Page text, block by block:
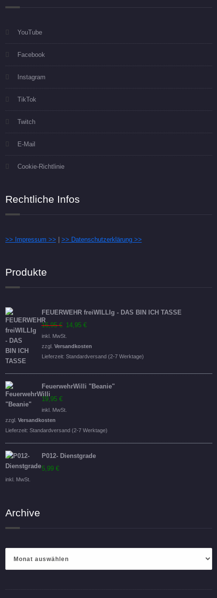
YouTube
Facebook
Instagram
TikTok
Twitch
E-Mail
Cookie-Richtlinie
Rechtliche Infos
>> Impressum >> >> Datenschutzerklärung >>
Produkte
FEUERWEHR freiWILLIg - DAS BIN ICH TASSE
16,95€ Ursprünglicher
Preis
war:
16,95 €
14,95 €
ist:
14,95 €.
inkl. MwSt.
zzgl. Versandkosten
Lieferzeit: Standardversand (2-7 Werktage)
FeuerwehrWilli "Beanie"
19,95 €
inkl. MwSt.
zzgl. Versandkosten
Lieferzeit: Standardversand (2-7 Werktage)
P012- Dienstgrade
5,99 €
inkl. MwSt.
Archive